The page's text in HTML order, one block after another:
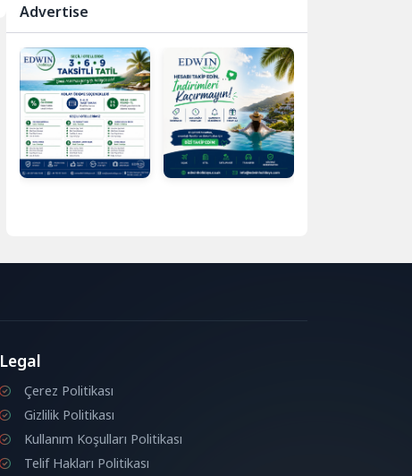
Advertise
Legal
Çerez Politikası
Gizlilik Politikası
Kullanım Koşulları Politikası
Telif Hakları Politikası